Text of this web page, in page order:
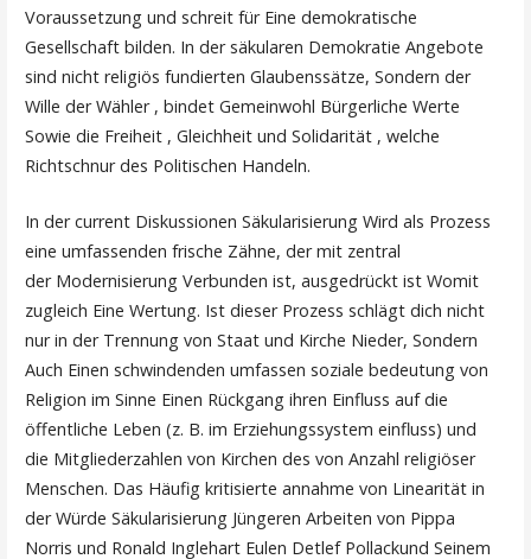
Voraussetzung und schreit für Eine demokratische
Gesellschaft bilden. In der säkularen Demokratie Angebote
sind nicht religiös fundierten Glaubenssätze, Sondern der
Wille der Wähler , bindet Gemeinwohl Bürgerliche Werte
Sowie die Freiheit , Gleichheit und Solidarität , welche
Richtschnur des Politischen Handeln.
In der current Diskussionen Säkularisierung Wird als Prozess
eine umfassenden frische Zähne, der mit zentral
der Modernisierung Verbunden ist, ausgedrückt ist Womit
zugleich Eine Wertung. Ist dieser Prozess schlägt dich nicht
nur in der Trennung von Staat und Kirche Nieder, Sondern
Auch Einen schwindenden umfassen soziale bedeutung von
Religion im Sinne Einen Rückgang ihren Einfluss auf die
öffentliche Leben (z. B. im Erziehungssystem einfluss) und
die Mitgliederzahlen von Kirchen des von Anzahl religiöser
Menschen. Das Häufig kritisierte annahme von Linearität in
der Würde Säkularisierung Jüngeren Arbeiten von Pippa
Norris und Ronald Inglehart Eulen Detlef Pollackund Seinem